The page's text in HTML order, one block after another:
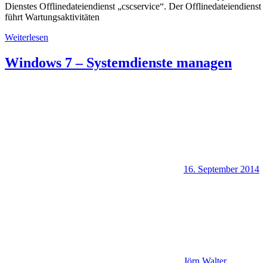
Dienstes Offlinedateiendienst „cscservice“. Der Offlinedateiendienst
führt Wartungsaktivitäten
Weiterlesen
Windows 7 – Systemdienste managen
16. September 2014